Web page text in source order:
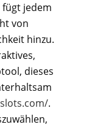
jedem
von
hinzu.
dieses
.